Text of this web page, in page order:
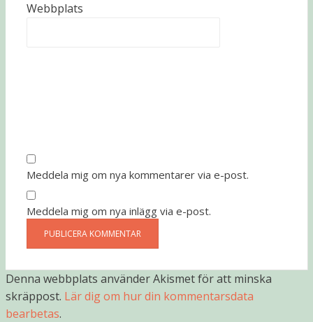
Webbplats
Meddela mig om nya kommentarer via e-post.
Meddela mig om nya inlägg via e-post.
Denna webbplats använder Akismet för att minska
skräppost. Lär dig om hur din kommentarsdata
bearbetas.